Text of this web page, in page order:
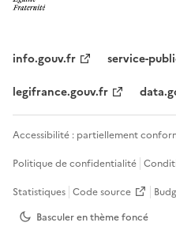
info.gouv.fr
service-
legifrance.gouv.fr
Accessibilité : partiellement
Politique de confidentialité
Statistiques Code source
Basculer en thèmefoncé